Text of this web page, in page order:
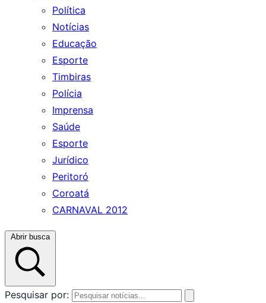
Política
Notícias
Educação
Esporte
Timbiras
Polícia
Imprensa
Saúde
Esporte
Jurídico
Peritoró
Coroatá
CARNAVAL 2012
Abrir busca
Pesquisar por: